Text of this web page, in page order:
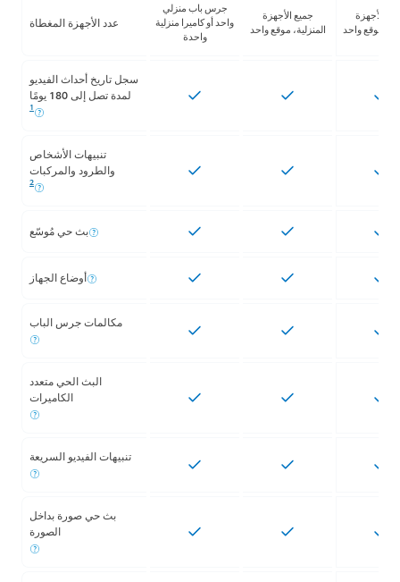
عدد الأجهزة المغطاة
جرس باب منزلي
واحد أو كاميرا منزلية
واحدة
جميع الأجهزة
المنزلية، موقع واحد
الأجهزة
موقع واحد
سجل تاريخ أحداث الفيديو
لمدة تصل إلى 180 يومًا
1
تنبيهات الأشخاص
والطرود والمركبات
2
بث حي مُوسّع
أوضاع الجهاز
مكالمات جرس الباب
البث الحي متعدد
الكاميرات
تنبيهات الفيديو السريعة
بث حي صورة بداخل
الصورة